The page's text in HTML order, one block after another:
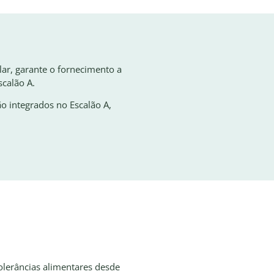
garante o fornecimento a
A.
integrados no Escalão A,
alimentares desde